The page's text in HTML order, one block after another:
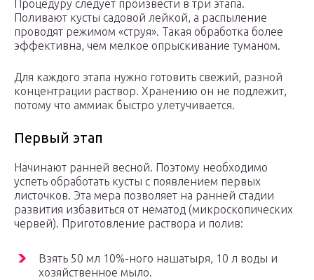
Процедуру следует произвести в три этапа.
Поливают кусты садовой лейкой, а распыление
проводят режимом «струя». Такая обработка более
эффективна, чем мелкое опрыскивание туманом.
Для каждого этапа нужно готовить свежий, разной
концентрации раствор. Хранению он не подлежит,
потому что аммиак быстро улетучивается.
Первый этап
Начинают ранней весной. Поэтому необходимо
успеть обработать кусты с появлением первых
листочков. Эта мера позволяет на ранней стадии
развития избавиться от нематод (микроскопических
червей). Приготовление раствора и полив:
Взять 50 мл 10%-ного нашатыря, 10 л воды и
хозяйственное мыло.